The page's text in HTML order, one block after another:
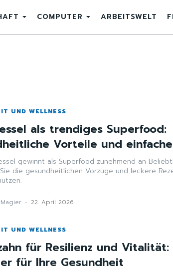
COMPUTER ARBEITSWELT
UND WELLNESS
als trendiges Superfood:
Vorteile und
gewinnt als Superfood zunehmend an
die gesundheitlichen Vorzüge und leckere
- 22. April 2026
UND WELLNESS
für Resilienz und Vitalität:
für Ihre Gesundheit